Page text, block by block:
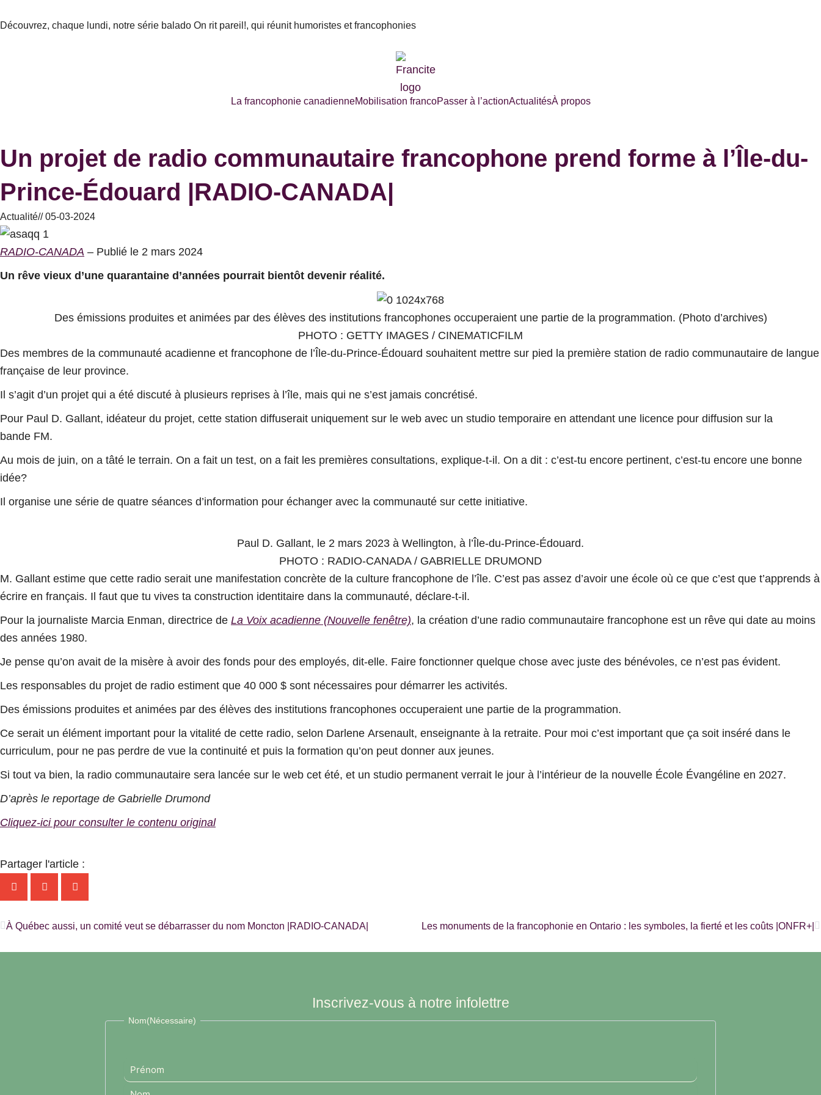
au
Découvrez, chaque lundi, notre série balado On rit pareil!, qui réunit humoristes et francophonies
La francophonie canadienneMobilisation francoPasser à l’actionActualitésÀ propos
Un projet de radio communautaire francophone prend forme à l’Île-du-
Prince-Édouard |RADIO-CANADA|
Actualité//05-03-2024
RADIO-CANADA – Publié le 2 mars 2024
Un rêve vieux d’une quarantaine d’années pourrait bientôt devenir réalité.
Des émissions produites et animées par des élèves des institutions francophones occuperaient une partie de la programmation. (Photo d’archives)
PHOTO : GETTY IMAGES / CINEMATICFILM
Des membres de la communauté acadienne et francophone de l’Île-du-Prince-Édouard souhaitent mettre sur pied la première station de radio communautaire de langue
française de leur province.
Il s’agit d’un projet qui a été discuté à plusieurs reprises à l’île, mais qui ne s’est jamais concrétisé.
Pour Paul D. Gallant, idéateur du projet, cette station diffuserait uniquement sur le web avec un studio temporaire en attendant une licence pour diffusion sur la
bande FM.
Au mois de juin, on a tâté le terrain. On a fait un test, on a fait les premières consultations, explique-t-il. On a dit : c’est-tu encore pertinent, c’est-tu encore une bonne
idée?
Il organise une série de quatre séances d’information pour échanger avec la communauté sur cette initiative.
Paul D. Gallant, le 2 mars 2023 à Wellington, à l’Île-du-Prince-Édouard.
PHOTO : RADIO-CANADA / GABRIELLE DRUMOND
M. Gallant estime que cette radio serait une manifestation concrète de la culture francophone de l’île. C’est pas assez d’avoir une école où ce que c’est que t’apprends à
écrire en français. Il faut que tu vives ta construction identitaire dans la communauté, déclare-t-il.
Pour la journaliste Marcia Enman, directrice de La Voix acadienne (Nouvelle fenêtre), la création d’une radio communautaire francophone est un rêve qui date au moins
des années 1980.
Je pense qu’on avait de la misère à avoir des fonds pour des employés, dit-elle. Faire fonctionner quelque chose avec juste des bénévoles, ce n’est pas évident.
Les responsables du projet de radio estiment que 40 000 $ sont nécessaires pour démarrer les activités.
Des émissions produites et animées par des élèves des institutions francophones occuperaient une partie de la programmation.
Ce serait un élément important pour la vitalité de cette radio, selon Darlene Arsenault, enseignante à la retraite. Pour moi c’est important que ça soit inséré dans le
curriculum, pour ne pas perdre de vue la continuité et puis la formation qu’on peut donner aux jeunes.
Si tout va bien, la radio communautaire sera lancée sur le web cet été, et un studio permanent verrait le jour à l’intérieur de la nouvelle École Évangéline en 2027.
D’après le reportage de Gabrielle Drumond
Cliquez-ici pour consulter le contenu original
Partager l'article :
Précédent
À Québec aussi, un comité veut se débarrasser du nom Moncton |RADIO-CANADA| Les monuments de la francophonie en Ontario : les symboles, la fierté et les coûts |ONFR+|
Inscrivez-vous à notre infolettre
Nom(Nécessaire)
Prénom
Nom